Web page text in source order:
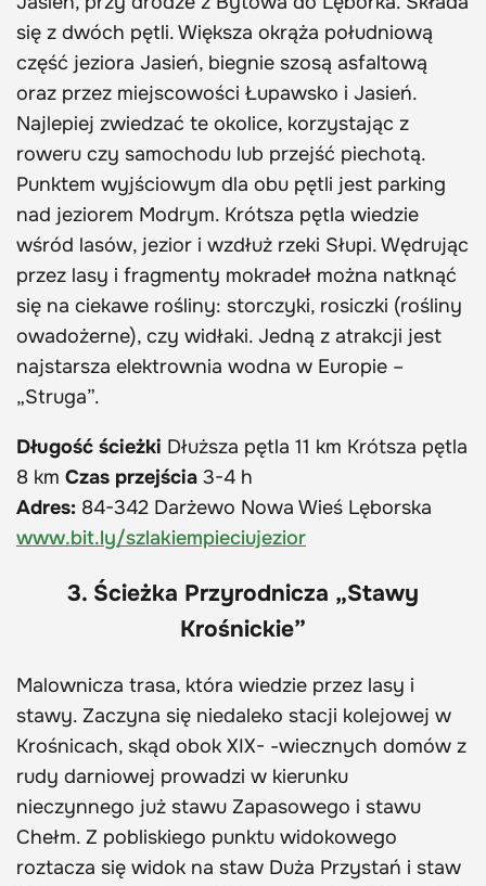
się z dwóch pętli. Większa okrąża południową
część jeziora Jasień, biegnie szosą asfaltową
oraz przez miejscowości Łupawsko i Jasień.
Najlepiej zwiedzać te okolice, korzystając z
roweru czy samochodu lub przejść piechotą.
Punktem wyjściowym dla obu pętli jest parking
nad jeziorem Modrym. Krótsza pętla wiedzie
wśród lasów, jezior i wzdłuż rzeki Słupi. Wędrując
przez lasy i fragmenty mokradeł można natknąć
się na ciekawe rośliny: storczyki, rosiczki (rośliny
owadożerne), czy widłaki. Jedną z atrakcji jest
najstarsza elektrownia wodna w Europie –
„Struga”.
Długość ścieżki Dłuższa pętla 11 km Krótsza pętla
8 km Czas przejścia 3-4 h
Adres: 84-342 Darżewo Nowa Wieś Lęborska
www.bit.ly/szlakiempieciujezior
3. Ścieżka Przyrodnicza „Stawy
Krośnickie”
Malownicza trasa, która wiedzie przez lasy i
stawy. Zaczyna się niedaleko stacji kolejowej w
Krośnicach, skąd obok XIX- -wiecznych domów z
rudy darniowej prowadzi w kierunku
nieczynnego już stawu Zapasowego i stawu
Chełm. Z pobliskiego punktu widokowego
roztacza się widok na staw Duża Przystań i staw